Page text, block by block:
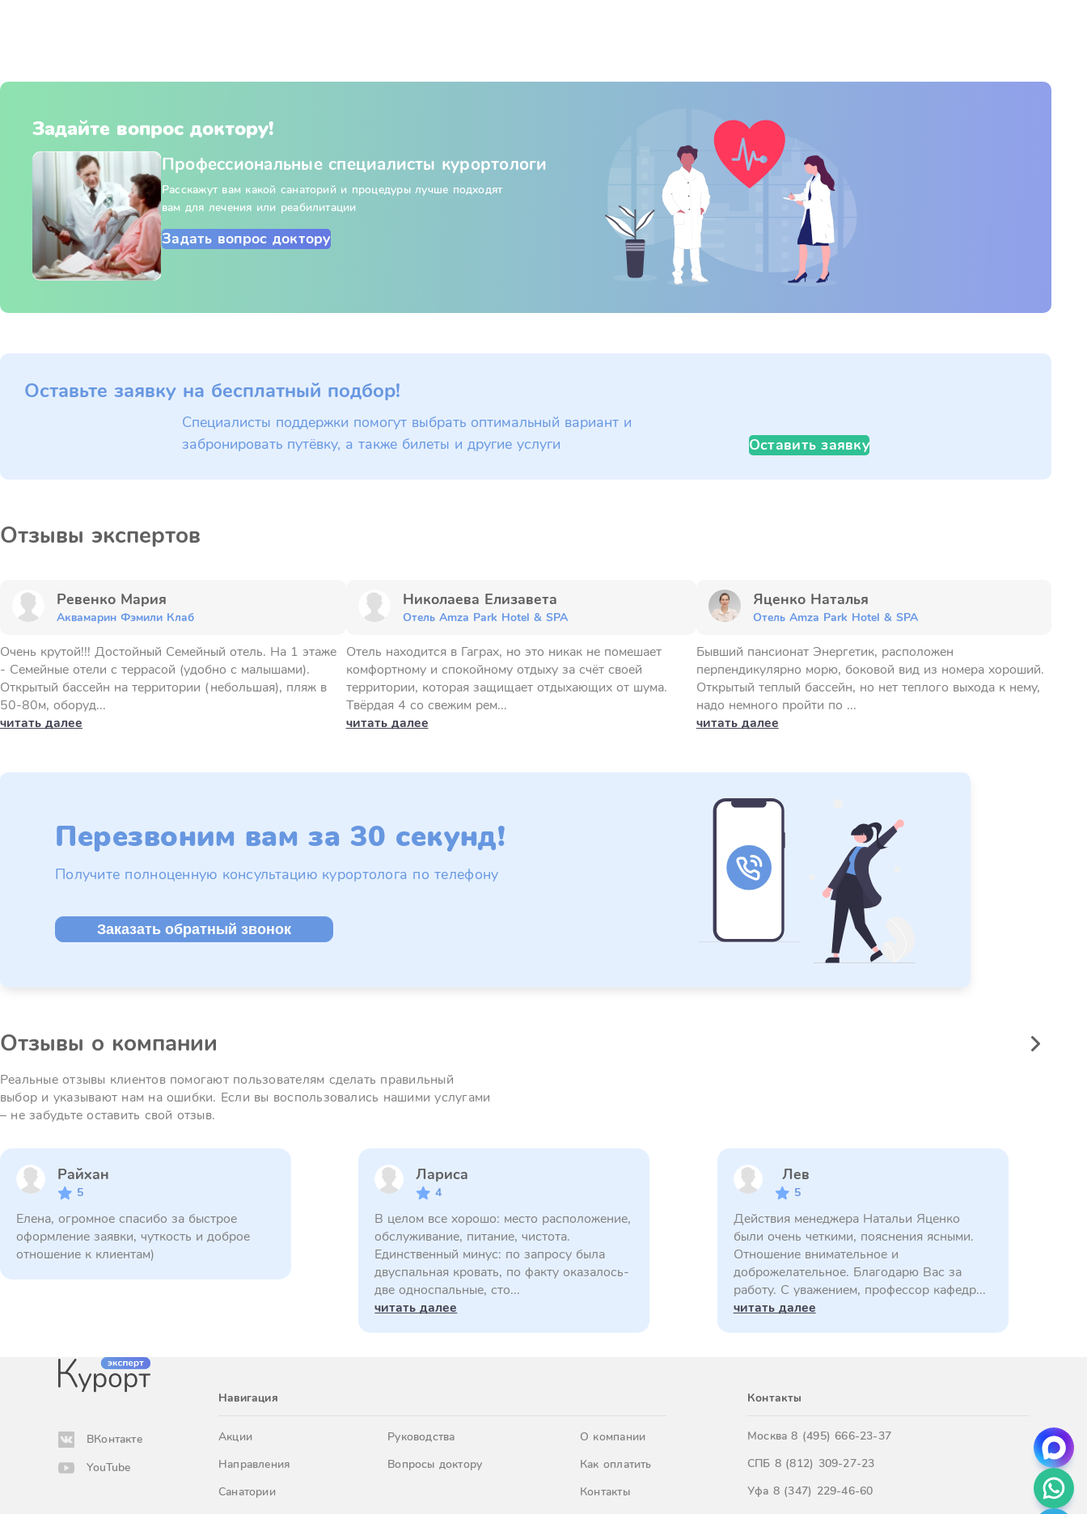
Задайте вопрос доктору!
Профессиональные специалисты курортологи
Расскажут вам какой санаторий и процедуры лучше подходят
вам для лечения или реабилитации
Задать вопрос доктору
Оставьте заявку на бесплатный подбор!
Специалисты поддержки помогут выбрать оптимальный вариант и
забронировать путёвку, а также билеты и другие услуги
Оставить заявку
Отзывы экспертов
Ревенко Мария
Аквамарин Фэмили Клаб
Очень крутой!!! Достойный Семейный отель. На 1 этаже
- Семейные отели с террасой (удобно с малышами).
Открытый бассейн на территории (небольшая), пляж в
50-80м, оборуд...
читать далее
Николаева Елизавета
Отель Amza Park Hotel & SPA
Отель находится в Гаграх, но это никак не помешает
комфортному и спокойному отдыху за счёт своей
территории, которая защищает отдыхающих от шума.
Твёрдая 4 со свежим рем...
читать далее
Яценко Наталья
Отель Amza Park Hotel & SPA
Бывший пансионат Энергетик, расположен
перпендикулярно морю, боковой вид из номера хороший.
Открытый теплый бассейн, но нет теплого выхода к нему,
надо немного пройти по ...
читать далее
Перезвоним вам за 30 секунд!
Получите полноценную консультацию курортолога по телефону
Заказать обратный звонок
Отзывы о компании
Реальные отзывы клиентов помогают пользователям сделать правильный
выбор и указывают нам на ошибки. Если вы воспользовались нашими услугами
– не забудьте оставить свой отзыв.
Райхан
5
Елена, огромное спасибо за быстрое
оформление заявки, чуткость и доброе
отношение к клиентам)
Лариса
4
В целом все хорошо: место расположение,
обслуживание, питание, чистота.
Единственный минус: по запросу была
двуспальная кровать, по факту оказалось-
две односпальные, сто...
читать далее
Лев
5
Действия менеджера Натальи Яценко
были очень четкими, пояснения ясными.
Отношение внимательное и
доброжелательное. Благодарю Вас за
работу. С уважением, профессор кафедр...
читать далее
ВКонтакте
YouTube
Навигация
Акции
Направления
Санатории
Руководства
Вопросы доктору
О компании
Как оплатить
Контакты
Контакты
Москва8 (495) 666-23-37
СПБ 8 (812) 309-27-23
Уфа 8 (347) 229-46-60